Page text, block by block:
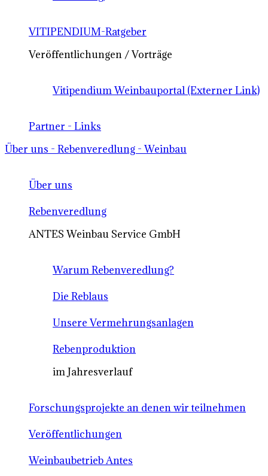
VITIPENDIUM-Ratgeber
Veröffentlichungen / Vorträge
Vitipendium Weinbauportal (Externer Link)
Partner - Links
Über uns - Rebenveredlung - Weinbau
Über uns
Rebenveredlung
ANTES Weinbau Service GmbH
Warum Rebenveredlung?
Die Reblaus
Unsere Vermehrungsanlagen
Rebenproduktion
im Jahresverlauf
Forschungsprojekte an denen wir teilnehmen
Veröffentlichungen
Weinbaubetrieb Antes